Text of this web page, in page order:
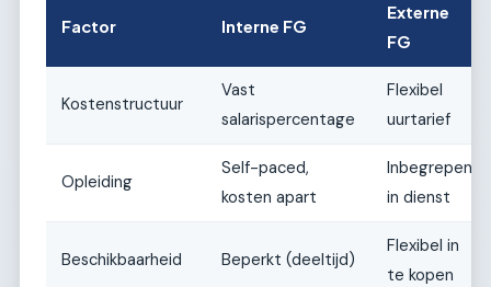
Factor Interne FG
Externe
FG
Kostenstructuur
Vast
salarispercentage
Flexibel
uurtarief
Opleiding
Self-paced,
kosten apart
Inbegrepen
in dienst
Beschikbaarheid Beperkt (deeltijd)
Flexibel in
te kopen